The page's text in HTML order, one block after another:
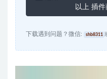
以上 插件
下载遇到问题？微信: shb8311